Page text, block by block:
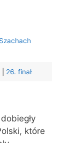
26. finał
które